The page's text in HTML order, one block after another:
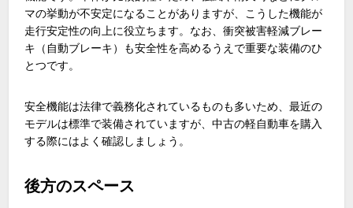
マの挙動が不安定になることがありますが、こうした機能が
走行安定性の向上に役立ちます。なお、衝突被害軽減ブレー
キ（自動ブレーキ）も安全性を高めるうえで重要な装備のひ
とつです。
安全機能は法律で義務化されているものも多いため、最近の
モデルは標準で装備されていますが、中古の軽自動車を購入
する際にはよく確認しましょう。
後方のスペース